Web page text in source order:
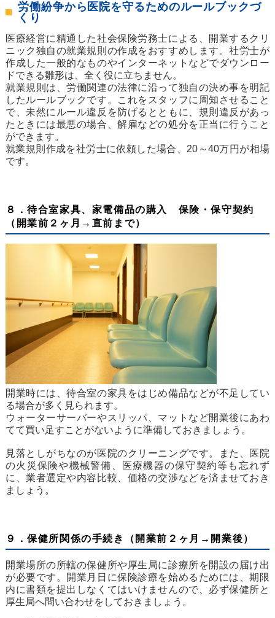
労働紛争から医院を守るためのルールブックづ
くり
医療経営に精通した社会保険労務士による、開業するクリ
ニック独自の就業規則の作成をおすすめします。社労士が
作成した一般的なものやインターネットなどでダウンロー
ドできる雛形は、全く役に立ちません。
就業規則は、労働関連の法律に沿って独自の決め事を明記
したルールブックです。これをスタッフに周知させること
で、未然にルール違反を防げるとともに、規則違反があっ
たときには最悪の場合、解雇などの処分を正当に行うこと
ができます。
就業規則作成を社労士に依頼した場合、20～40万円が相場
です。
８．待合室家具、家電備品の購入 保険・保守契約
（開業前２ヶ月→直前まで）
開業時には、待合室の家具をはじめ備品などが不足してい
る場合が多く見られます。
ウォーターサーバーやスリッパ、マットなど開業後にあわ
てて買い足すことがないように準備しておきましょう。
見落としがちなのが医院のクリーニングです。また、医院
の火災保険や機械警備、医療機器の保守契約等も忘れず
に、業者選定や内容比較、価格の交渉などを済ませておき
ましょう。
９．保健所関係の手続き（開業前２ヶ月→開業後）
開業場所の所轄の保健所や厚生局に診療所を開設の届け出
が必要です。開業月日に保険診療を始めるためには、期限
内に書類を提出しなくてはいけませんので、必ず保健所と
厚生局へ問い合わせをしておきましょう。